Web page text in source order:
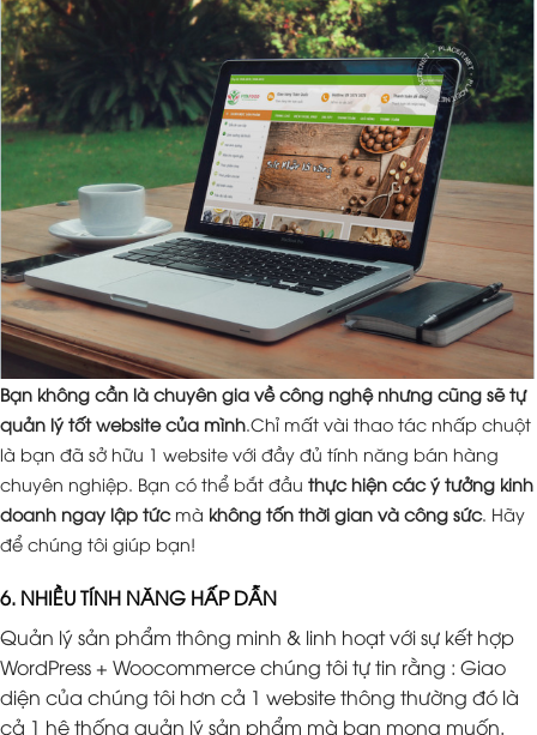
Bạn không cần là chuyên gia về công nghệ nhưng cũng sẽ tự
quản lý tốt website của mình .Chỉ mất vài thao tác nhấp chuột
là bạn đã sở hữu 1 website với đầy đủ tính năng bán hàng
chuyên nghiệp. Bạn có thể bắt đầu thực hiện các ý tưởng kinh
doanh ngay lập tứcmà không tốn thời gian và công sức. Hãy
để chúng tôi giúp bạn!
6. NHIỀU TÍNH NĂNG HẤP DẪN
Quản lý sản phẩm thông minh & linh hoạt với sự kết hợp
WordPress + Woocommerce chúng tôi tự tin rằng : Giao
diện của chúng tôi hơn cả 1 website thông thường đó là
cả 1 hệ thống quản lý sản phẩm mà bạn mong muốn.